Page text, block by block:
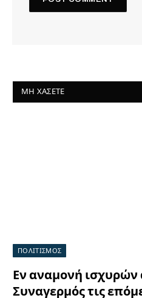
ΜΗ ΧΆΣΕΤΕ
ΠΟΛΙΤΙΣΜΟΣ
Εν αναμονή
Συναγερμός τις